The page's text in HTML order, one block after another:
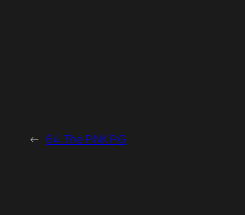
← 64. The PINK PIG